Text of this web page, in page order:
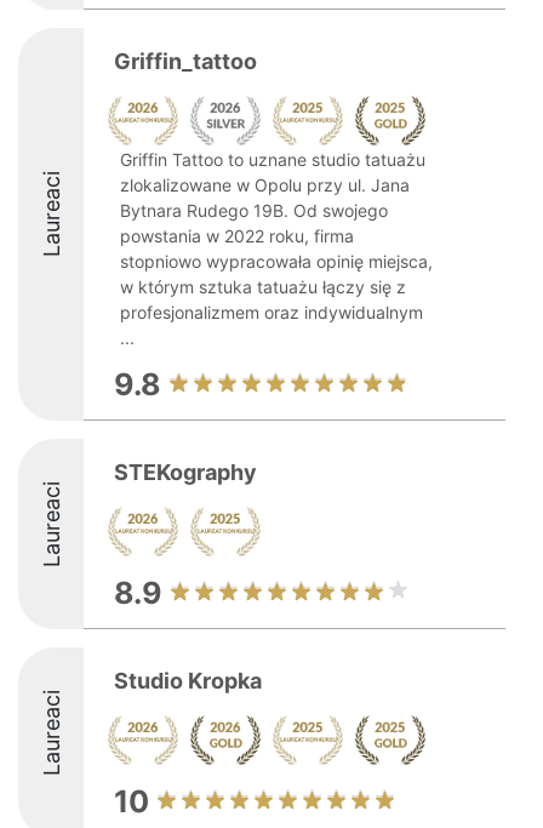
Laureaci
Griffin_tattoo
Griffin Tattoo to uznane studio tatuażu
zlokalizowane w Opolu przy ul. Jana
Bytnara Rudego 19B. Od swojego
powstania w 2022 roku, firma
stopniowo wypracowała opinię miejsca,
w którym sztuka tatuażu łączy się z
profesjonalizmem oraz indywidualnym
...
9.8
Laureaci
STEKography
8.9
Laureaci
Studio Kropka
10